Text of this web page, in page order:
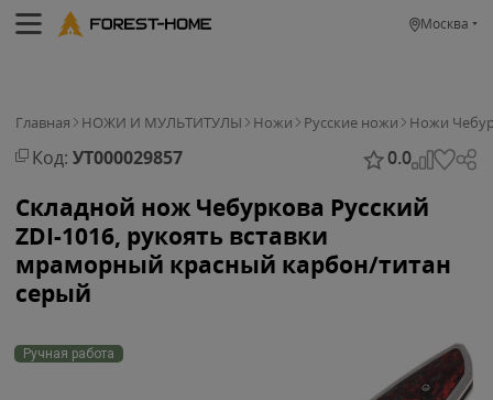
Москва
Главная НОЖИ И МУЛЬТИТУЛЫ Ножи Русские ножи Ножи
Код: УТ000029857 0.0
Складной нож Чебуркова Русский
ZDI-1016, рукоять вставки
мраморный красный карбон/титан
серый
Ручная работа